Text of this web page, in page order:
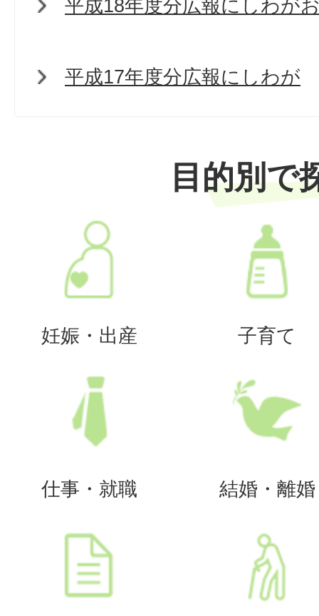
平成18年度分広報にしわが
平成17年度分広報にしわが
目的別で
妊娠・出産 子育て
仕事・就職 結婚・離婚